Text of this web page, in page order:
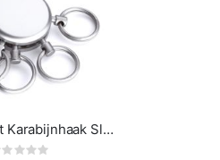
Troika Patent Karabijnhaak Sleutelhanger met Afneembare Ringen
Rating: